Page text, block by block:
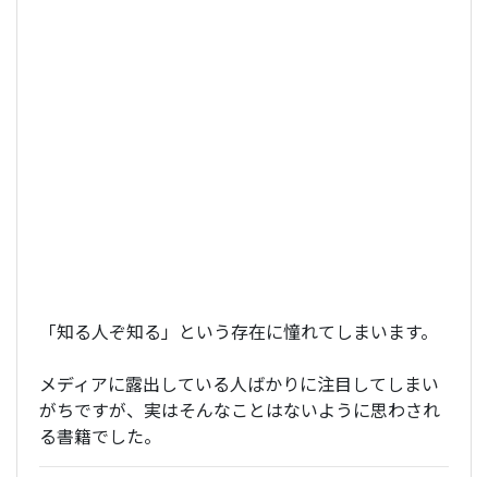
「知る人ぞ知る」という存在に憧れてしまいます。
メディアに露出している人ばかりに注目してしまい
がちですが、実はそんなことはないように思わされ
る書籍でした。